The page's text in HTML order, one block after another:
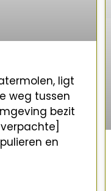
ligt
weg tussen
bezit
en